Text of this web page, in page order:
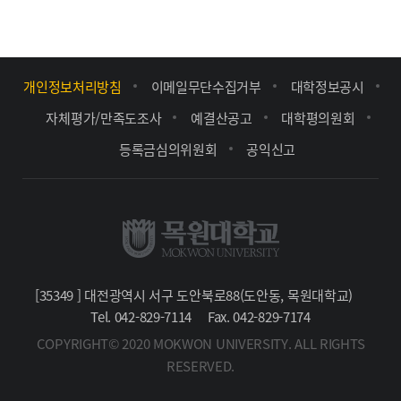
개인정보처리방침 이메일무단수집거부
대학정보공시
자체평가/만족도조사
예결산공고
대학평의원회
등록금심의위원회
공익신고
[35349 ] 대전광역시 서구 도안북로88(도안동, 목원대학교)
Tel. 042-829-7114
Fax. 042-829-7174
COPYRIGHT© 2020 MOKWON UNIVERSITY. ALL RIGHTS
RESERVED.